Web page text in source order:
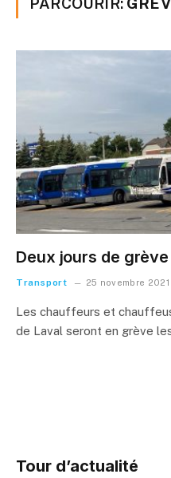
Deux jours de
Transport 25 novembre 2021
Les chauffeurs et
de Laval seront en grève
Tour d’actualité